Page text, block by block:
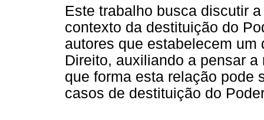
Este trabalho busca discutir
contexto da destituição do
autores que estabelecem
Direito, auxiliando a pensar
que forma esta relação pode
casos de destituição do